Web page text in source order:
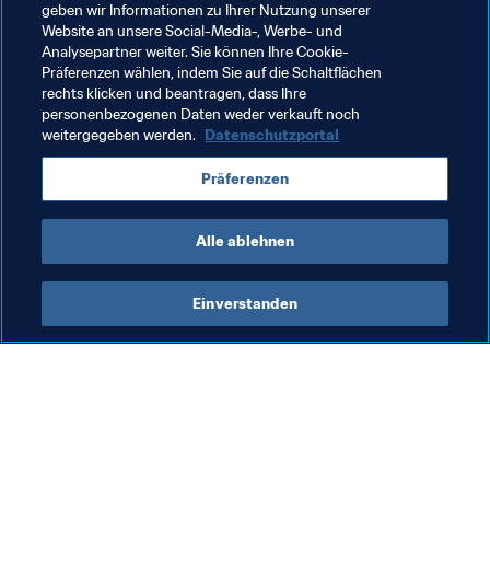
Schiedsrichterassistenten finden Sie hier.
Verwandte Dokumente
Verwandte Themen
Turniere Korea Republic AFC
geben wir Informationen zu Ihrer Nutzung unserer
Website an unsere Social-Media-, Werbe- und
Analysepartner weiter. Sie können Ihre Cookie-
Präferenzen wählen, indem Sie auf die Schaltflächen
rechts klicken und beantragen, dass Ihre
personenbezogenen Daten weder verkauft noch
weitergegeben werden. Datenschutzportal
Präferenzen
Alle ablehnen
Einverstanden